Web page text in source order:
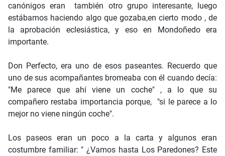
canónigos eran también otro grupo interesante, luego
estábamos haciendo algo que gozaba,en cierto modo , de
la aprobación eclesiástica, y eso en Mondoñedo era
importante.
Don Perfecto, era uno de esos paseantes. Recuerdo que
uno de sus acompañantes bromeaba con él cuando decía:
"Me parece que ahí viene un coche" , a lo que su
compañero restaba importancia porque, "si le parece a lo
mejor no viene ningún coche".
Los paseos eran un poco a la carta y algunos eran
costumbre familiar: " ¿Vamos hasta Los Paredones? Este